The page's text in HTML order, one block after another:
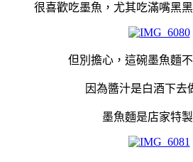
很喜歡吃墨魚，尤其吃滿嘴黑
但別擔心，這碗墨魚麵
因為醬汁是白酒下去
墨魚麵是店家特